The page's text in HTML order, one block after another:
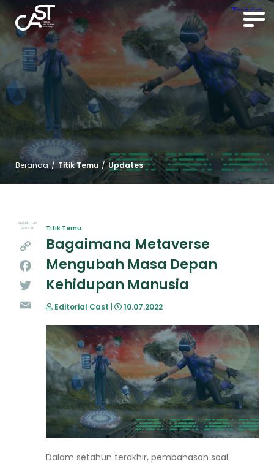
Beranda / Titik Temu / Updates
SHARE THIS
ARTICLE
Facebook
Titik Temu
Bagaimana Metaverse
Mengubah Masa Depan
Kehidupan Manusia
Editorial Cast | 10.07.2022
Dalam setahun terakhir, pembahasan soal